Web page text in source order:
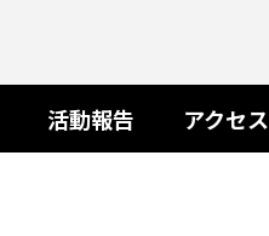
活動報告 アクセス